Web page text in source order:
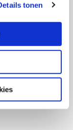
tonen
van mensen met
door het